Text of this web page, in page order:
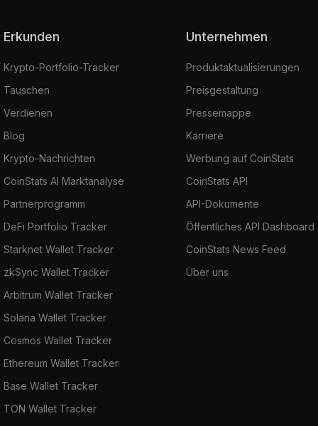
Erkunden
Krypto-Portfolio-Tracker
Tauschen
Verdienen
Blog
Krypto-Nachrichten
CoinStats AI Marktanalyse
Partnerprogramm
DeFi Portfolio Tracker
Starknet Wallet Tracker
zkSync Wallet Tracker
Arbitrum Wallet Tracker
Solana Wallet Tracker
Cosmos Wallet Tracker
Ethereum Wallet Tracker
Base Wallet Tracker
TON Wallet Tracker
Unternehmen
Produktaktualisierungen
Preisgestaltung
Pressemappe
Karriere
Werbung auf CoinStats
CoinStats API
API-Dokumente
Öffentliches API Dashboard
CoinStats News Feed
Über uns